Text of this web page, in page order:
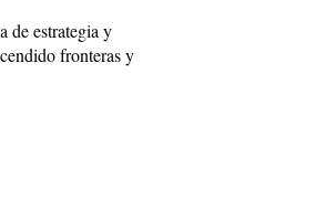
de estrategia y
fronteras y